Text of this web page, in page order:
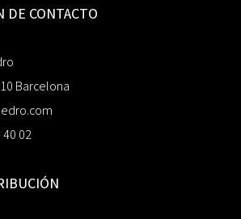
DE CONTACTO
Barcelona
02